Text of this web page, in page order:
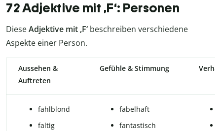
72 Adjektive mit ,F‘: Personen
DieseAdjektive mit ,F‘ beschreiben verschiedene
Aspekte einer Person.
Aussehen &
Auftreten
Gefühle & Stimmung
fahlblond
faltig
fa­bel­haft
fantastisch